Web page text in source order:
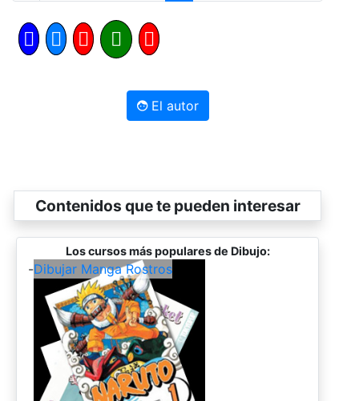
El autor
Contenidos que te pueden interesar
Los cursos más populares de Dibujo:
-Dibujar Manga Rostros